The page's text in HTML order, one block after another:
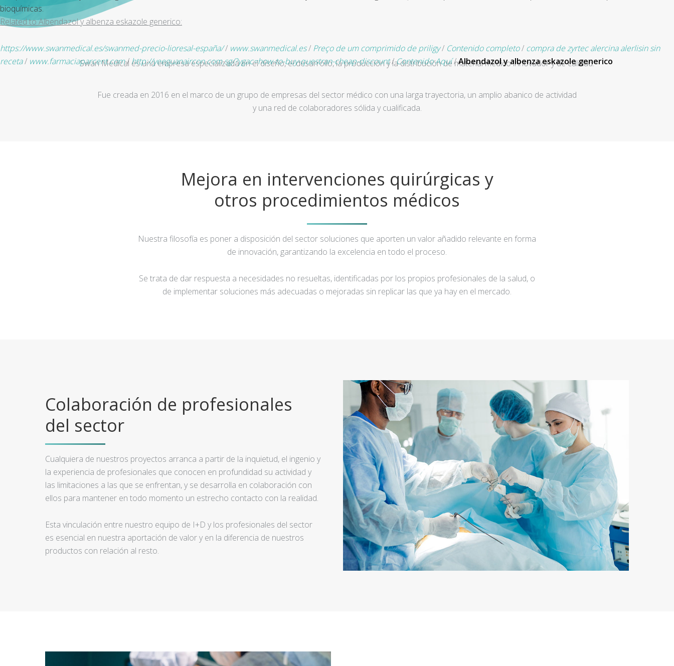
bioquímicas.
Related to Albendazol y albenza eskazole generico:
https://www.swanmedical.es/swanmed-precio-lioresal-españa// www.swanmedical.es/ Preço de um comprimido de priligy/ Contenido completo/ compra de zyrtec alercina alerlisin sin
receta/ www.farmaciaparcent.com/ http://yeeguanaircon.com.sg/?ygac=how-to-buy-questran-cheap-discount/Contenido Aquí/Albendazol y albenza eskazole generico
Swan Medical es una empresa especializada en el diseño, el desarrollo, la producción y la distribución de material médico innovador y de calidad.
Fue creada en 2016 en el marco de un grupo de empresas del sector médico con una larga trayectoria, un amplio abanico de actividad
y una red de colaboradores sólida y cualificada.
Mejora en intervenciones quirúrgicas y
otros procedimientos médicos
Nuestra filosofía es poner a disposición del sector soluciones que aporten un valor añadido relevante en forma
de innovación, garantizando la excelencia en todo el proceso.
Se trata de dar respuesta a necesidades no resueltas, identificadas por los propios profesionales de la salud, o
de implementar soluciones más adecuadas o mejoradas sin replicar las que ya hay en el mercado.
Colaboración de profesionales
del sector
Cualquiera de nuestros proyectos arranca a partir de la inquietud, el ingenio y
la experiencia de profesionales que conocen en profundidad su actividad y
las limitaciones a las que se enfrentan, y se desarrolla en colaboración con
ellos para mantener en todo momento un estrecho contacto con la realidad.
Esta vinculación entre nuestro equipo de I+D y los profesionales del sector
es esencial en nuestra aportación de valor y en la diferencia de nuestros
productos con relación al resto.